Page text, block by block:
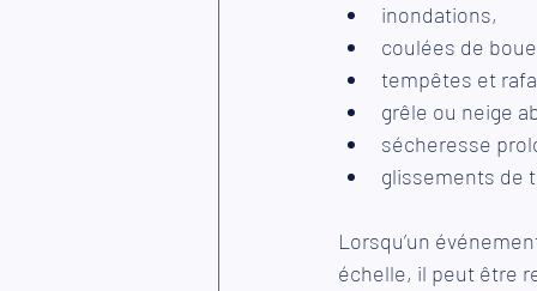
inondations,
coulées de
tempêtes et
grêle ou neige
sécheresse
glissements de
Lorsqu’un
échelle, il peut être